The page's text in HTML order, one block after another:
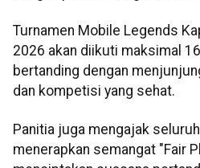
Turnamen Mobile Legends
2026 akan diikuti maksimal
bertanding dengan
dan kompetisi yang sehat.
Panitia juga mengajak
menerapkan semangat "Fair